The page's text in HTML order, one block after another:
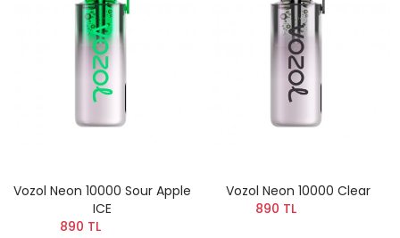
Vozol Neon 10000 Sour Apple
ICE
890 TL
Vozol Neon 10000 Clear
890 TL